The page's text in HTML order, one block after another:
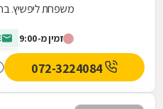
משפחת ליפשיץ.
זמין מ-9:00
072-3224084